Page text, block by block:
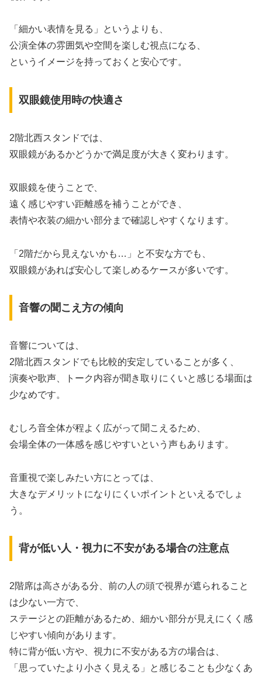
「細かい表情を見る」というよりも、
公演全体の雰囲気や空間を楽しむ視点になる、
というイメージを持っておくと安心です。
双眼鏡使用時の快適さ
2階北西スタンドでは、
双眼鏡があるかどうかで満足度が大きく変わります。
双眼鏡を使うことで、
遠く感じやすい距離感を補うことができ、
表情や衣装の細かい部分まで確認しやすくなります。
「2階だから見えないかも…」と不安な方でも、
双眼鏡があれば安心して楽しめるケースが多いです。
音響の聞こえ方の傾向
音響については、
2階北西スタンドでも比較的安定していることが多く、
演奏や歌声、トーク内容が聞き取りにくいと感じる場面は
少なめです。
むしろ音全体が程よく広がって聞こえるため、
会場全体の一体感を感じやすいという声もあります。
音重視で楽しみたい方にとっては、
大きなデメリットになりにくいポイントといえるでしょ
う。
背が低い人・視力に不安がある場合の注意点
2階席は高さがある分、前の人の頭で視界が遮られること
は少ない一方で、
ステージとの距離があるため、細かい部分が見えにくく感
じやすい傾向があります。
特に背が低い方や、視力に不安がある方の場合は、
「思っていたより小さく見える」と感じることも少なくあ